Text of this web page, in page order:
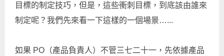
目標的制定技巧，但是，這些衝刺目標，到底該由誰來
制定呢？我們先來看一下這樣的一個場景…...
如果 PO（產品負責人）不管三七二十一，先依據產品